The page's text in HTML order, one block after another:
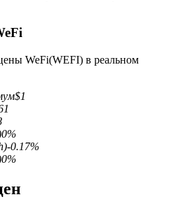
форекс, драгоценные металлы и
WeFi(WEFI) в реальном
$1
0%
-0.17%
0%